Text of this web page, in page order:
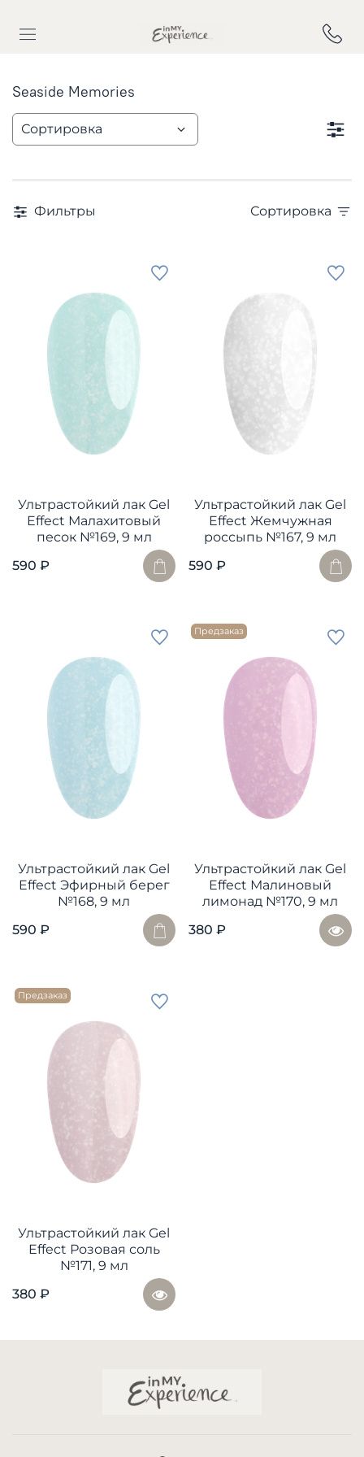
Seaside Memories
Фильтры Сортировка
Ультрастойкий лак Gel
Effect Малахитовый
песок №169, 9 мл
590 ₽
Ультрастойкий лак Gel
Effect Жемчужная
россыпь №167, 9 мл
590 ₽
Ультрастойкий лак Gel
Effect Эфирный берег
№168, 9 мл
590 ₽
Предзаказ
Ультрастойкий лак Gel
Effect Малиновый
лимонад №170, 9 мл
380 ₽
Предзаказ
Ультрастойкий лак Gel
Effect Розовая соль
№171, 9 мл
380 ₽